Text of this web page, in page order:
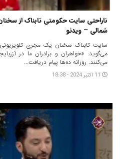
ناراحتی سایت حکومتی تابناک از
شمالی – ویدئو
سایت تابناک سخنان یک مجری
می‌گوید: «خواهران و برادران ما در
می‌کنند. روزانه ده‌ها پیام دریافت...
11 اکتبر 2024 - 18:38